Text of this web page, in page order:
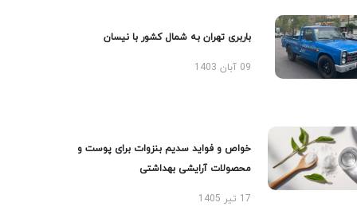
باربری تهران به شمال کشور با نیسان
09 آبان 1403
خواص و فواید سدیم بنزوات برای پوست و
محصولات آرایشی بهداشتی
17 تیر 1405